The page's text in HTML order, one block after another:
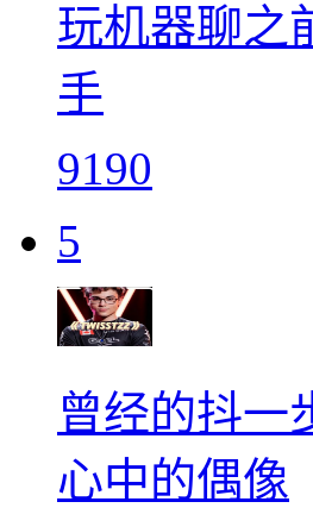
玩机器聊之
手
9190
5
曾经的抖一
心中的偶像